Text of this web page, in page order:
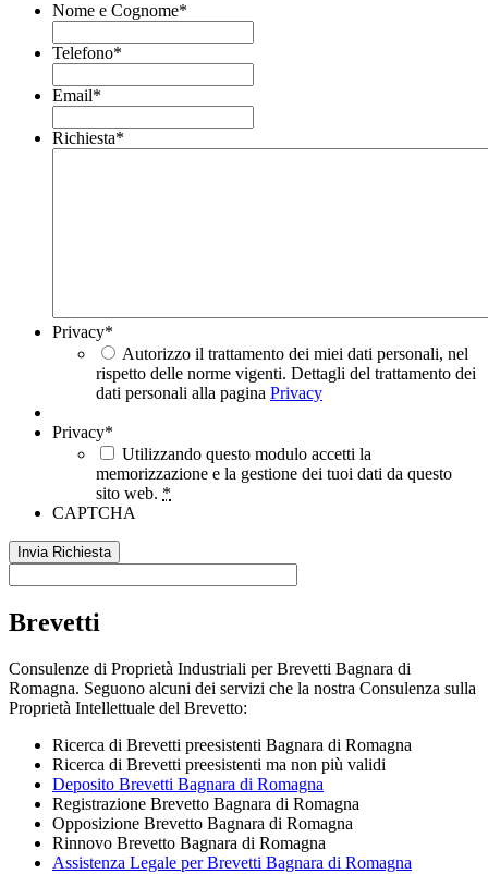
Nome e Cognome*
Telefono*
Email*
Richiesta*
Privacy*
Autorizzo il trattamento dei miei dati personali, nel
rispetto delle norme vigenti. Dettagli del trattamento dei
dati personali alla pagina Privacy
Privacy*
Utilizzando questo modulo accetti la
memorizzazione e la gestione dei tuoi dati da questo
sito web. *
CAPTCHA
Brevetti
Consulenze di Proprietà Industriali per Brevetti Bagnara di
Romagna. Seguono alcuni dei servizi che la nostra Consulenza sulla
Proprietà Intellettuale del Brevetto:
Ricerca di Brevetti preesistenti Bagnara di Romagna
Ricerca di Brevetti preesistenti ma non più validi
Deposito Brevetti Bagnara di Romagna
Registrazione Brevetto Bagnara di Romagna
Opposizione Brevetto Bagnara di Romagna
Rinnovo Brevetto Bagnara di Romagna
Assistenza Legale per Brevetti Bagnara di Romagna